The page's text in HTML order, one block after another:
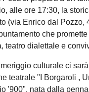
alle ore 17:30, la
(via Enrico dal Pozzo,
che
teatro dialettale e
culturale ci
teatrale "I Borgaroli ,
'900", nata dalla